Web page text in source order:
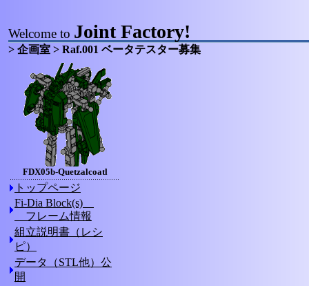
Welcome to Joint Factory!
> 企画室 > Raf.001 ベータテスター募集
FDX05b-Quetzalcoatl
トップページ
Fi-Dia Block(s)
フレーム情報
組立説明書（レシ
ピ）
データ（STL他）公
開